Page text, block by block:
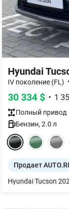
Hyundai
IV поколение (FL)
30 334 $ • 1
Полный привод
Бензин, 2.0 л
Продает